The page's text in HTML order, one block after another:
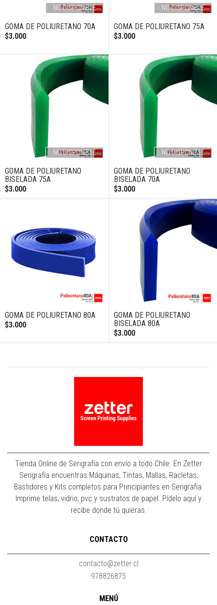
NO DISPONIBLE
GOMA DE POLIURETANO 70A
$3.000
NO DISPONIBLE
GOMA DE POLIURETANO 75A
$3.000
NO DISPONIBLE
GOMA DE POLIURETANO
BISELADA 75A
$3.000
NO DISPONIBLE
GOMA DE POLIURETANO
BISELADA 70A
$3.000
GOMA DE POLIURETANO 80A
$3.000
GOMA DE POLIURETANO
BISELADA 80A
$3.000
Tienda Online de Serigrafía con envío a todo Chile. En Zetter
Serigrafía encuentras Máquinas, Tintas, Mallas, Racletas,
Bastidores y Kits completos para Principiantes en Serigrafía.
Imprime telas, vidrio, pvc y sustratos de papel. Pídelo aquí y
recibe donde tú quieras.
CONTACTO
contacto@zetter.cl
978826875
MENÚ